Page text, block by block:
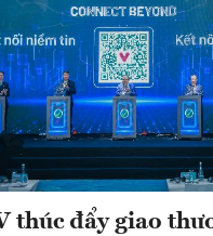
thúc đẩy giao